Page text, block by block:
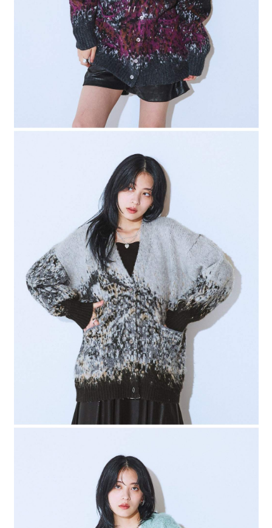
１．透過由恩沛科技股份有限公司提供之「AFTEE先享後付」服務完成之交
易，需依本服務之必要範圍內提供個人資料，並將交易相關給付款項請求債
權轉讓予恩沛科技股份有限公司。
２．關於個人資料處理事宜，請瀏覽以下網址：https://aftee.tw/terms/#terms3
３．未成年的使用者請事先徵得法定代理人或監護人之同意方可使用
「AFTEE先享後付」，若未經同意申辦者引起之損失，本公司不負相關責
４．使用「AFTEE先享後付」時，將依據個別帳號之用戶狀況，依本公司即
時審查核予不同之上限額度；若仍有額度不足之情形，本公司將視審查結果
請求用戶進行身份認證。
５．嚴禁一人註冊多個帳號或使用他人資訊註冊。若發現惡意使用之情形，
恩沛科技股份有限公司將有權停止該用戶之使用額度並採取法律行動。